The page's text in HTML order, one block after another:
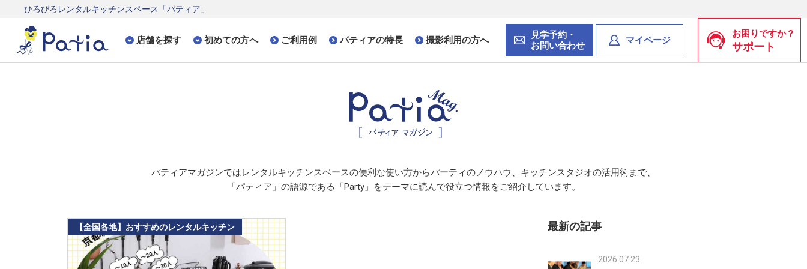
ひろびろレンタルキッチンスペース「パティア」
店舗を探す 初めての方へ ご利用例 パティアの特長 撮影利用の方へ
見学予約・
お問い合わせ
マイページ
お困りですか？
サポート
パティアマガジンではレンタルキッチンスペースの便利な使い方からパーティのノウハウ、 キッチンスタジオの活用術まで、
「パティア」の語源である「Party」をテーマに読んで役立つ情報をご紹介しています。
【全国各地】おすすめのレンタルキッチン 最新の記事
2026.07.23